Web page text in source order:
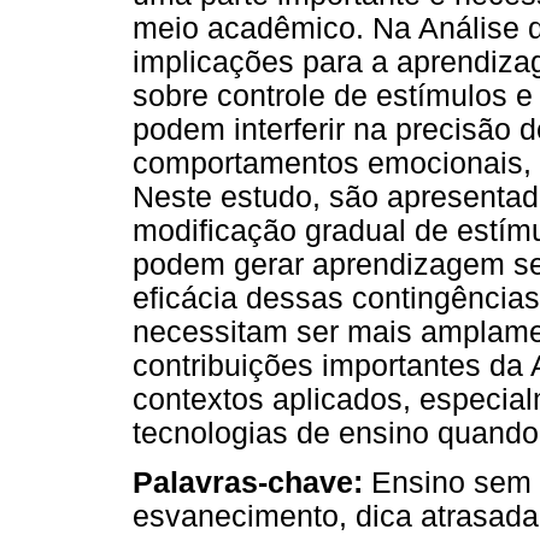
meio acadêmico. Na Análise
implicações para a
sobre controle de estímulos
podem interferir na precisão
comportamentos
Neste estudo, são
modificação gradual de
podem gerar aprendizagem
eficácia dessas
necessitam ser mais
contribuições importantes da
contextos aplicados,
tecnologias de ensino
Palavras-chave: Ensino
esvanecimento, dica